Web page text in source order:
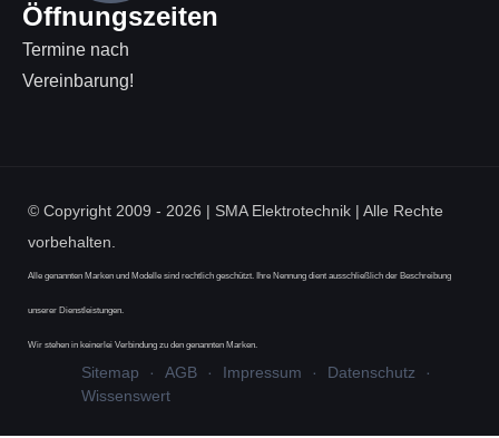
Öffnungszeiten
Termine nach
Vereinbarung!
© Copyright 2009 - 2026 | SMA Elektrotechnik | Alle Rechte
vorbehalten.
Alle genannten Marken und Modelle sind rechtlich geschützt. Ihre Nennung dient ausschließlich der Beschreibung
unserer Dienstleistungen.
Wir stehen in keinerlei Verbindung zu den genannten Marken.
Sitemap AGB Impressum
Datenschutz
Wissenswert